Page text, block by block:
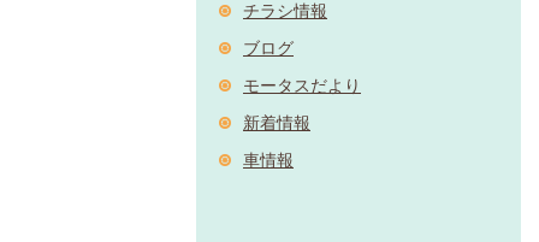
チラシ情報
ブログ
モータスだより
新着情報
車情報